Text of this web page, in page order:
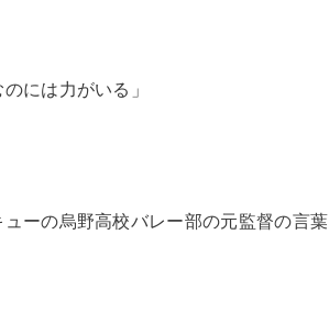
には力がいる」
ーの烏野高校バレー部の元監督の言葉